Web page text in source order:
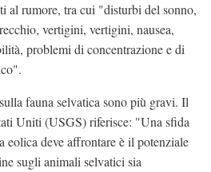
al rumore, tra cui "disturbi del sonno,
vertigini, vertigini, nausea,
problemi di concentrazione e di
fauna selvatica sono più gravi. Il
Uniti (USGS) riferisce: "Una sfida
eolica deve affrontare è il potenziale
sugli animali selvatici sia